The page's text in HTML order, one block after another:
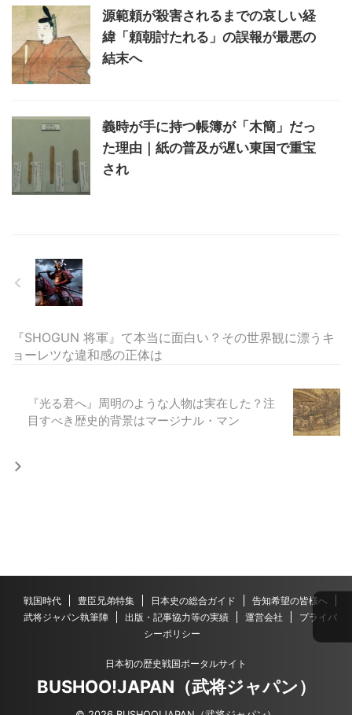
源範頼が殺害されるまでの哀しい経
緯「頼朝討たれる」の誤報が最悪の
結末へ
義時が手に持つ帳簿が「木簡」だっ
た理由｜紙の普及が遅い東国で重宝
され
『SHOGUN 将軍』て本当に面白い？その世界観に漂うキ
ョーレツな違和感の正体は
『光る君へ』周明のような人物は実在した？注
目すべき歴史的背景はマージナル・マン
戦国時代 豊臣兄弟特集 日本史の総合ガイド
告知希望の皆様へ
武将ジャパン執筆陣
出版・記事協力等の実績 運営会社
プライバ
シーポリシー
日本初の歴史戦国ポータルサイト
BUSHOO!JAPAN（武将ジャパン）